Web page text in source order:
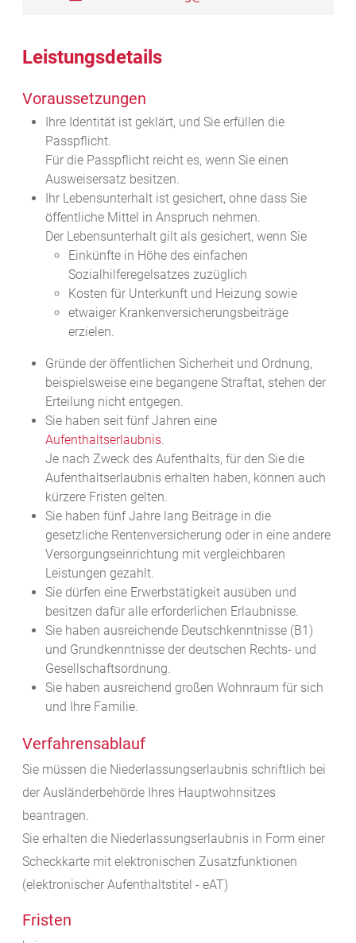
Leistungsdetails
Voraussetzungen
Ihre Identität ist geklärt, und Sie erfüllen die
Passpflicht.
Für die Passpflicht reicht es, wenn Sie einen
Ausweisersatz besitzen.
Ihr Lebensunterhalt ist gesichert, ohne dass Sie
öffentliche Mittel in Anspruch nehmen.
Der Lebensunterhalt gilt als gesichert, wenn Sie
Einkünfte in Höhe des einfachen
Sozialhilferegelsatzes zuzüglich
Kosten für Unterkunft und Heizung sowie
etwaiger Krankenversicherungsbeiträge
erzielen.
Gründe der öffentlichen Sicherheit und Ordnung,
beispielsweise eine begangene Straftat, stehen der
Erteilung nicht entgegen.
Sie haben seit fünf Jahren eine
Aufenthaltserlaubnis.
Je nach Zweck des Aufenthalts, für den Sie die
Aufenthaltserlaubnis erhalten haben, können auch
kürzere Fristen gelten.
Sie haben fünf Jahre lang Beiträge in die
gesetzliche Rentenversicherung oder in eine andere
Versorgungseinrichtung mit vergleichbaren
Leistungen gezahlt.
Sie dürfen eine Erwerbstätigkeit ausüben und
besitzen dafür alle erforderlichen Erlaubnisse.
Sie haben ausreichende Deutschkenntnisse (B1)
und Grundkenntnisse der deutschen Rechts- und
Gesellschaftsordnung.
Sie haben ausreichend großen Wohnraum für sich
und Ihre Familie.
Verfahrensablauf
Sie müssen die Niederlassungserlaubnis schriftlich bei
der Ausländerbehörde Ihres Hauptwohnsitzes
beantragen.
Sie erhalten die Niederlassungserlaubnis in Form einer
Scheckkarte mit elektronischen Zusatzfunktionen
(elektronischer Aufenthaltstitel - eAT)
Fristen